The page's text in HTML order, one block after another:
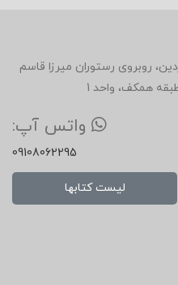
ابتدای خیابان 12 فروردین، روبروی رستوران میرزا قاسم
همکف، واحد 1
واتس آپ:
09108062295
لیست کتابها